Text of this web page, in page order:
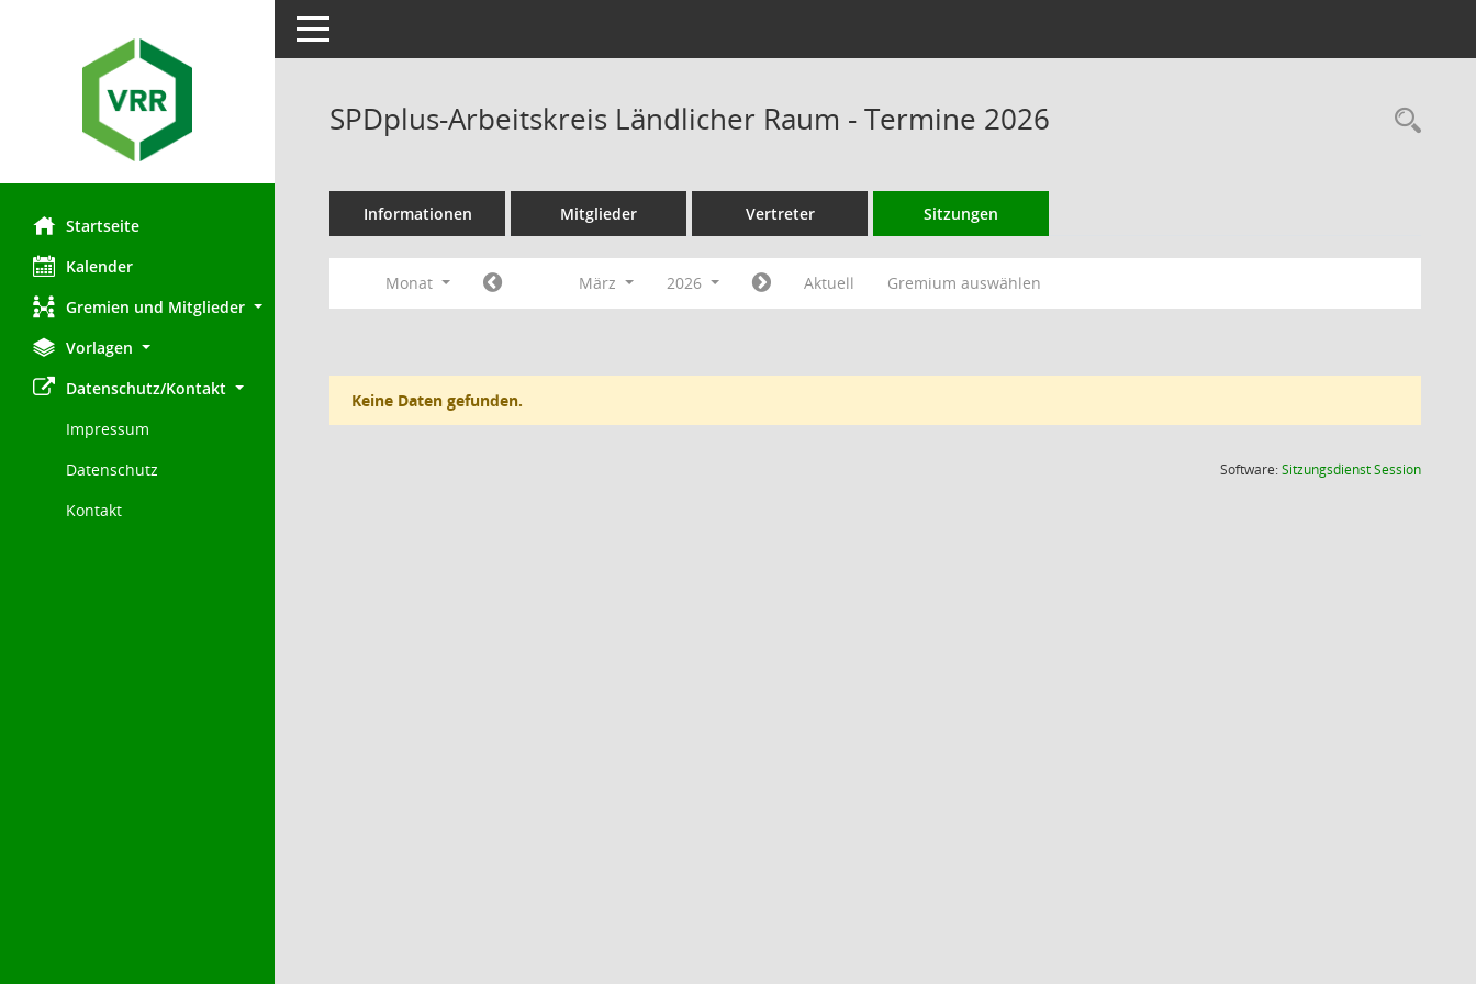
Startseite
Kalender
Gremien und Mitglieder
Vorlagen
Datenschutz/Kontakt
Impressum
Datenschutz
Kontakt
Toggle navigation
SPDplus-Arbeitskreis Ländlicher Raum - Termine 2026
Informationen Mitglieder Vertreter Sitzungen
Monat März 2026 Aktuell Gremium auswählen
Keine Daten gefunden.
Software:SitzungsdienstSession(Wird in